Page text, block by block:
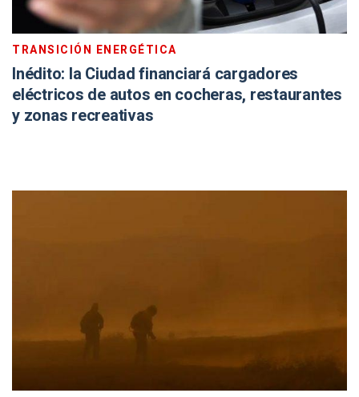
TRANSICIÓN ENERGÉTICA
Inédito: la Ciudad financiará cargadores
eléctricos de autos en cocheras, restaurantes
y zonas recreativas